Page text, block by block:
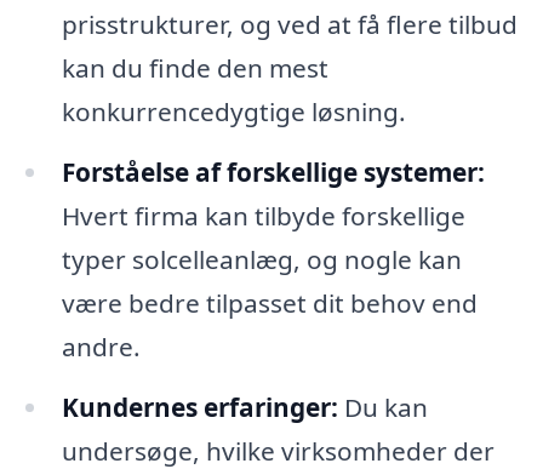
prisstrukturer, og ved at få flere tilbud
kan du finde den mest
konkurrencedygtige løsning.
Forståelse af forskellige systemer:
Hvert firma kan tilbyde forskellige
typer solcelleanlæg, og nogle kan
være bedre tilpasset dit behov end
andre.
Kundernes erfaringer: Du kan
undersøge, hvilke virksomheder der